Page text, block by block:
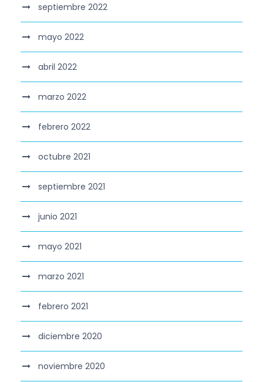
septiembre 2022
mayo 2022
abril 2022
marzo 2022
febrero 2022
octubre 2021
septiembre 2021
junio 2021
mayo 2021
marzo 2021
febrero 2021
diciembre 2020
noviembre 2020